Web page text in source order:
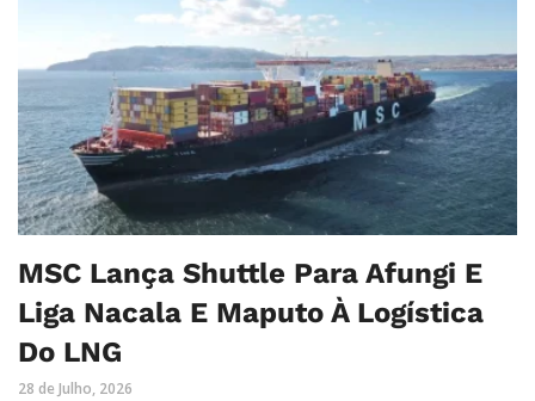
MSC Lança Shuttle Para Afungi E
Liga Nacala E Maputo À Logística
Do LNG
28 de Julho, 2026